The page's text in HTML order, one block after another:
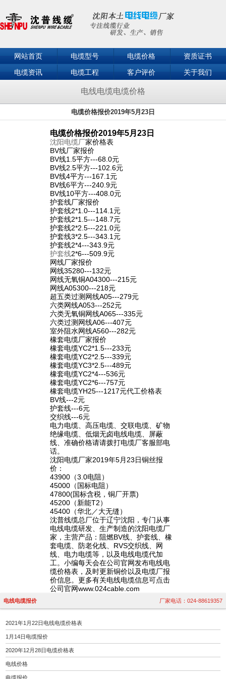
网站首页 电缆型号 电缆价格
资质证书
电缆资讯
电缆工程 客户评价
关于我们
电线电缆电缆价格
电缆价格报价2019年5月23日
电缆价格报价2019年5月23日
沈阳电缆厂家价格表
BV线厂家报价
BV线1.5平方---68.0元
BV线2.5平方---102.6元
BV线4平方---167.1元
BV线6平方---240.9元
BV线10平方---408.0元
护套线厂家报价
护套线2*1.0---114.1元
护套线2*1.5---148.7元
护套线2*2.5---221.0元
护套线3*2.5---343.1元
护套线2*4---343.9元
护套线2*6---509.9元
网线厂家报价
网线35280---132元
网线无氧铜A04300---215元
网线A05300---218元
超五类过测网线A05---279元
六类网线A053---252元
六类无氧铜网线A065---335元
六类过测网线A06---407元
室外阻水网线A560---282元
橡套电缆厂家报价
橡套电缆YC2*1.5---233元
橡套电缆YC2*2.5---339元
橡套电缆YC3*2.5---489元
橡套电缆YC2*4---536元
橡套电缆YC2*6---757元
橡套电缆YH25---1217元代工价格表
BV线---2元
护套线---6元
交织线---6元
电力电缆、高压电缆、交联电缆、矿物
绝缘电缆、低烟无卤电线电缆、屏蔽
线、准确价格请请拨打电缆厂客服部电
话。
沈阳电缆厂家2019年5月23日铜丝报
价：
43900（3.0电阻）
45000（国标电阻）
47800(国标含税，铜厂开票)
45200（新能T2）
45400（华北／大无缝）
沈普线缆总厂位于辽宁沈阳，专门从事
电线电缆研发、生产制造的沈阳电缆厂
家，主营产品：阻燃BV线、护套线、橡
套电缆、防老化线、RVS交织线、网
线、电力电缆等，以及电线电缆代加
工。小编每天会在公司官网发布电线电
缆价格表，及时更新铜价以及电缆厂报
价信息。更多有关电线电缆信息可点击
公司官网www.024cable.com
电线电缆报价 厂家电话：024-88619357
2021年1月22日电线电缆价格表
1月14日电缆报价
2020年12月28日电缆价格表
电线价格
电缆报价